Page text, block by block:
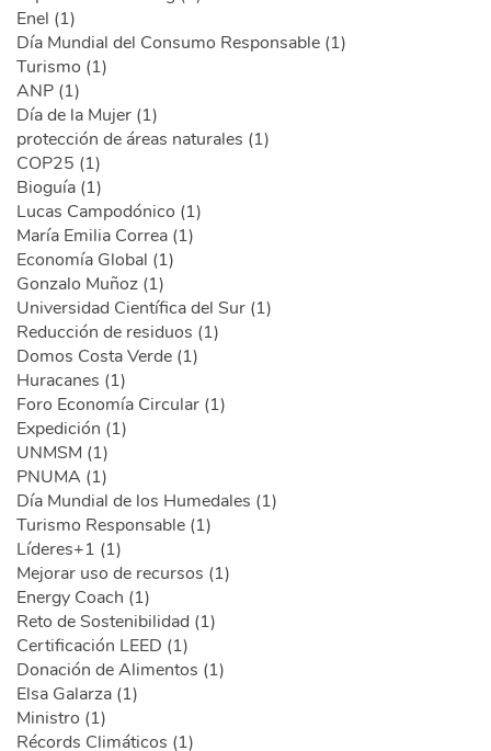
Enel (1)
Día Mundial del Consumo Responsable (1)
Turismo (1)
ANP (1)
Día de la Mujer (1)
protección de áreas naturales (1)
COP25 (1)
Bioguía (1)
Lucas Campodónico (1)
María Emilia Correa (1)
Economía Global (1)
Gonzalo Muñoz (1)
Universidad Científica del Sur (1)
Reducción de residuos (1)
Domos Costa Verde (1)
Huracanes (1)
Foro Economía Circular (1)
Expedición (1)
UNMSM (1)
PNUMA (1)
Día Mundial de los Humedales (1)
Turismo Responsable (1)
Líderes+1 (1)
Mejorar uso de recursos (1)
Energy Coach (1)
Reto de Sostenibilidad (1)
Certificación LEED (1)
Donación de Alimentos (1)
Elsa Galarza (1)
Ministro (1)
Récords Climáticos (1)